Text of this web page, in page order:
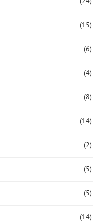
(15)
(6)
(4)
(8)
(14)
(2)
(5)
(5)
(14)